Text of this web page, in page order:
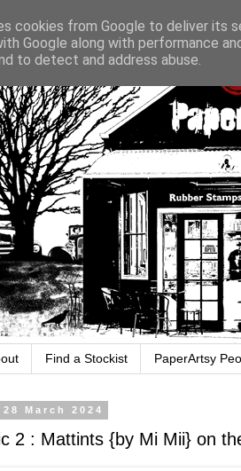
Find a Stockist PaperArtsy
March 2024
2 : Mattints {by Mi Mii} on
cookies from Google to deliver its
Google along with performance
to detect and address abuse.